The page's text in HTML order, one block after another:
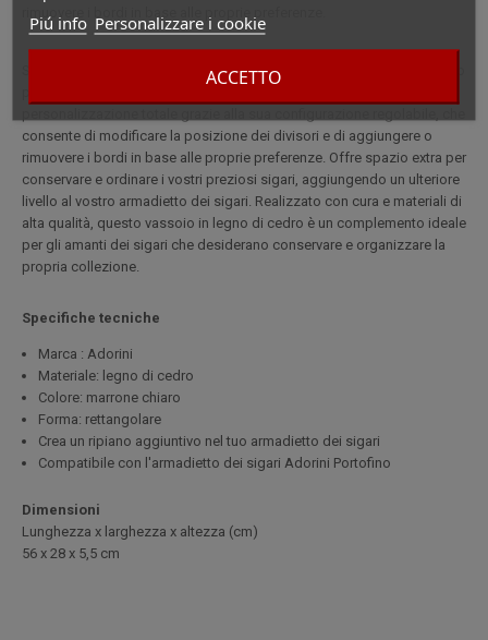
Piú info Personalizzare i cookie
ACCETTO
rimuovere i bordi in base alle proprie preferenze.
Scoprite il grande vassoio in legno di cedro appositamente progettato
consente di modificare la posizione dei divisori e di aggiungere o
rimuovere i bordi in base alle proprie preferenze. Offre spazio extra per
conservare e ordinare i vostri preziosi sigari, aggiungendo un ulteriore
livello al vostro armadietto dei sigari. Realizzato con cura e materiali di
alta qualità, questo vassoio in legno di cedro è un complemento ideale
per gli amanti dei sigari che desiderano conservare e organizzare la
propria collezione.
Specifiche tecniche
Marca : Adorini
Materiale: legno di cedro
Colore: marrone chiaro
Forma: rettangolare
Crea un ripiano aggiuntivo nel tuo armadietto dei sigari
Compatibile con l'armadietto dei sigari Adorini Portofino
Dimensioni
Lunghezza x larghezza x altezza (cm)
56 x 28 x 5,5 cm